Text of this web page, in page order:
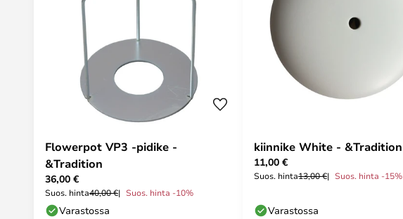
Flowerpot VP3 -pidike -
&Tradition
36,00 €
Suos. hinta40,00 € Suos. hinta -10%
Varastossa
kiinnike White - &Tradition
11,00 €
Suos. hinta13,00 € Suos. hinta -15%
Varastossa